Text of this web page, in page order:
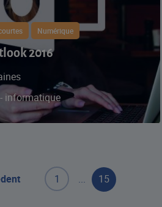
Numérique
2016
informatique
1 ... 15